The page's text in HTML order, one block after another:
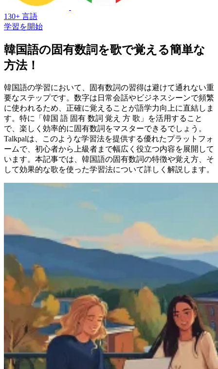
130+ 言語
学習を開始
韓国語の固有数詞を歌で覚える簡単な
方法！
韓国語の学習において、固有数詞の習得は避けて通れない重
要なステップです。数字は日常会話やビジネスシーンで頻繁
に使われるため、正確に覚えることが語学力向上に直結しま
す。特に「韓国 語 固有 数詞 覚え 方 歌」を活用すること
で、楽しく効率的に固有数詞をマスターできるでしょう。
Talkpalは、このような学習法を提供する優れたプラットフォ
ームで、初心者から上級者まで幅広く役立つ内容を展開して
います。本記事では、韓国語の固有数詞の特徴や覚え方、そ
して効果的な歌を使った学習法について詳しく解説します。